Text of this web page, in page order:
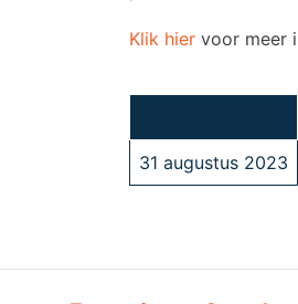
Klik hier voor meer
31 augustus 2023